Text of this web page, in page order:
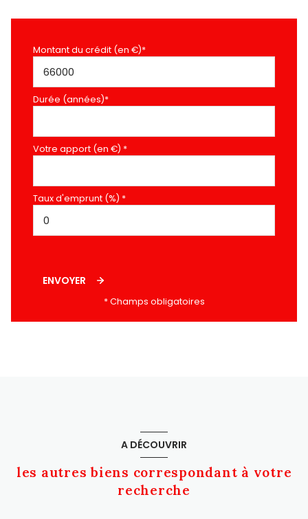
Montant du crédit (en €)*
Durée (années)*
Votre apport (en €) *
Taux d'emprunt (%) *
ENVOYER
* Champs obligatoires
A DÉCOUVRIR
les autres biens correspondant à votre
recherche